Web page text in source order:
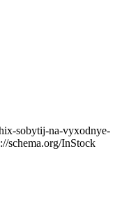
sobytij-na-vyxodnye-
schema.org/InStock